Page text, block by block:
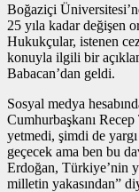
Boğaziçi
25 yıla kadar değişen
Hukukçular, istenen
konuyla ilgili bir
Babacan’dan geldi.
Sosyal medya
Cumhurbaşkanı
yetmedi, şimdi de
geçecek ama ben bu
Erdoğan, Türkiye’nin
milletin yakasından”